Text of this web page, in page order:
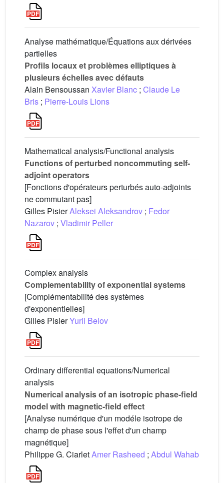
Analyse mathématique/Équations aux dérivées
partielles
Profils locaux et problèmes elliptiques à
plusieurs échelles avec défauts
Alain Bensoussan Xavier Blanc ; Claude Le
Bris ; Pierre-Louis Lions
Mathematical analysis/Functional analysis
Functions of perturbed noncommuting self-
adjoint operators
[Fonctions d'opérateurs perturbés auto-adjoints
ne commutant pas]
Gilles PisierAleksei Aleksandrov ; Fedor
Nazarov ; Vladimir Peller
Complex analysis
Complementability of exponential systems
[Complémentabilité des systèmes
d'exponentielles]
Gilles PisierYurii Belov
Ordinary differential equations/Numerical
analysis
Numerical analysis of an isotropic phase-field
model with magnetic-field effect
[Analyse numérique d'un modéle isotrope de
champ de phase sous l'effet d'un champ
magnétique]
Philippe G. CiarletAmer Rasheed ; Abdul Wahab